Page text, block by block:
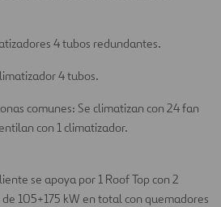
4 tubos redundantes.
4 tubos.
comunes: Se climatizan con 24 fan
con 1 climatizador.
se apoya por 1 Roof Top con 2
105+175 kW en total con quemadores